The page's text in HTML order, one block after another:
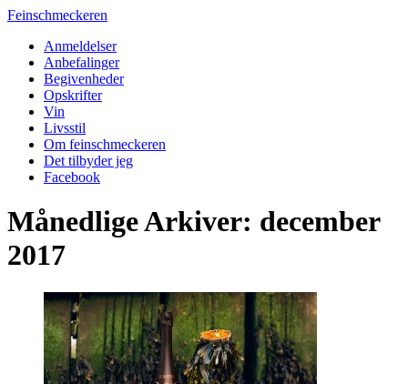
Feinschmeckeren
Anmeldelser
Anbefalinger
Begivenheder
Opskrifter
Vin
Livsstil
Om feinschmeckeren
Det tilbyder jeg
Facebook
Månedlige Arkiver: december
2017